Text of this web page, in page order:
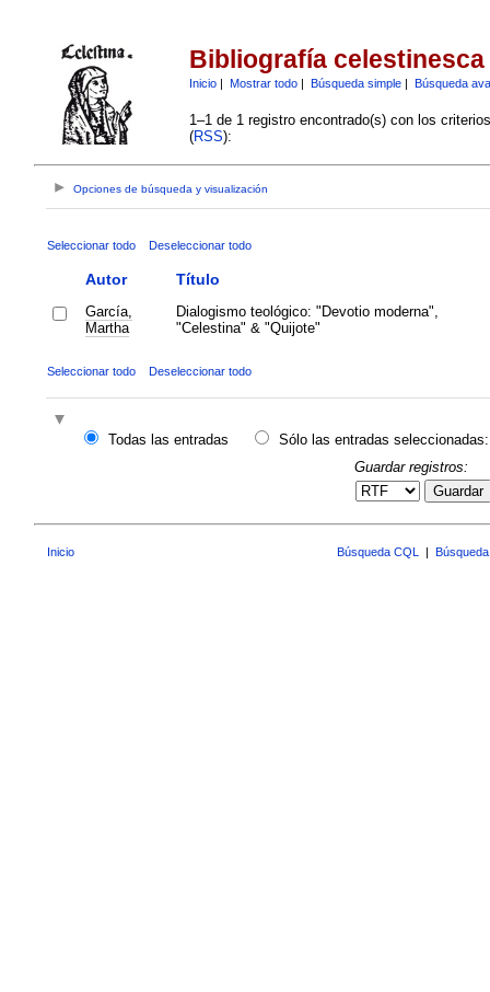
Bibliografía celestinesca
Inicio| Mostrar todo| Búsqueda simple| Búsqueda
1–1 de 1 registro encontrado(s) con los
(RSS):
Opciones de búsqueda y visualización
Seleccionar todo Deseleccionar todo
Autor Título
García,
Martha
Dialogismo teológico: "Devotio moderna",
"Celestina" & "Quijote"
Seleccionar todo Deseleccionar todo
Todas las entradas
Sólo las entradas seleccionadas:
Guardar registros:
Guardar
Inicio Búsqueda CQL